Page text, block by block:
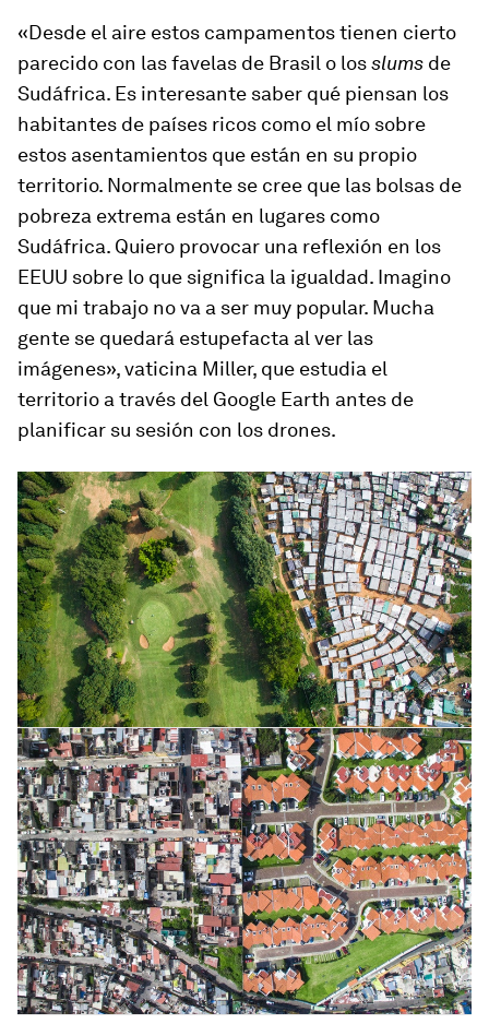
«Desde el aire estos campamentos tienen cierto
parecido con las favelas de Brasil o losslums de
Sudáfrica. Es interesante saber qué piensan los
habitantes de países ricos como el mío sobre
estos asentamientos que están en su propio
territorio. Normalmente se cree que las bolsas de
pobreza extrema están en lugares como
Sudáfrica. Quiero provocar una reflexión en los
EEUU sobre lo que significa la igualdad. Imagino
que mi trabajo no va a ser muy popular. Mucha
gente se quedará estupefacta al ver las
imágenes», vaticina Miller, que estudia el
territorio a través del Google Earth antes de
planificar su sesión con los drones.